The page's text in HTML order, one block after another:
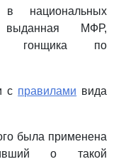
национальных
выданная МФР,
гонщика по
с правилами вида
была применена
о такой